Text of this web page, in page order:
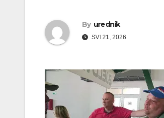
By urednik
SVI 21, 2026